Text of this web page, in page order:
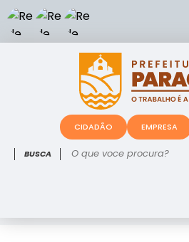
O que voce procura?
CIDADÃO EMPRESA